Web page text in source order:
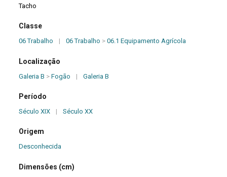
Tacho
Classe
06 Trabalho | 06 Trabalho >06.1 Equipamento Agrícola
Localização
Galeria B >Fogão | Galeria B
Período
Século XIX | Século XX
Origem
Desconhecida
Dimensões (cm)